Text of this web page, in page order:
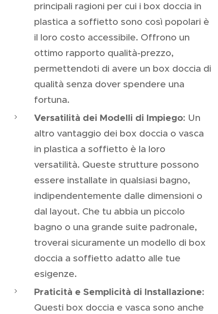
principali ragioni per cui i box doccia in
plastica a soffietto sono così popolari è
il loro costo accessibile. Offrono un
ottimo rapporto qualità-prezzo,
permettendoti di avere un box doccia di
qualità senza dover spendere una
fortuna.
Versatilità dei Modelli di Impiego: Un
altro vantaggio dei box doccia o vasca
in plastica a soffietto è la loro
versatilità. Queste strutture possono
essere installate in qualsiasi bagno,
indipendentemente dalle dimensioni o
dal layout. Che tu abbia un piccolo
bagno o una grande suite padronale,
troverai sicuramente un modello di box
doccia a soffietto adatto alle tue
esigenze.
Praticità e Semplicità di Installazione:
Questi box doccia e vasca sono anche